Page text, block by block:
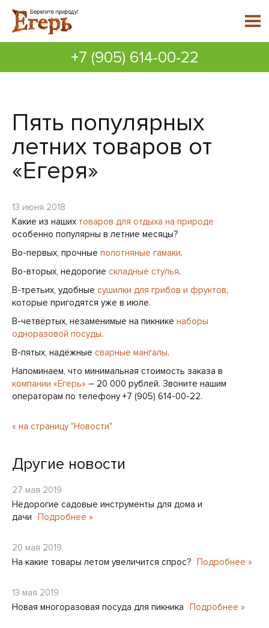
+7 (905) 614-00-22
Пять популярных
летних товаров от
«Егеря»
13 июня 2018
Какие из наших товаров для отдыха на природе
особенно популярны в летние месяцы?
Во-первых, прочные полотняные гамаки.
Во-вторых, недорогие складные стулья.
В-третьих, удобные сушилки для грибов и фруктов,
которые пригодятся уже в июле.
В-четвёртых, незаменимые на пикнике наборы
одноразовой посуды.
В-пятых, надёжные сварные мангалы.
Напоминаем, что минимальная стоимость заказа в
компании «Егерь» – 20 000 рублей. Звоните нашим
операторам по телефону +7 (905) 614-00-22.
« на страницу "Новости"
Другие новости
27 мая 2019
Недорогие садовые инструменты для дома и
дачи
Подробнее »
20 мая 2019
На какие товары летом увеличится спрос? Подробнее »
13 мая 2019
Новая многоразовая посуда для пикника
Подробнее »